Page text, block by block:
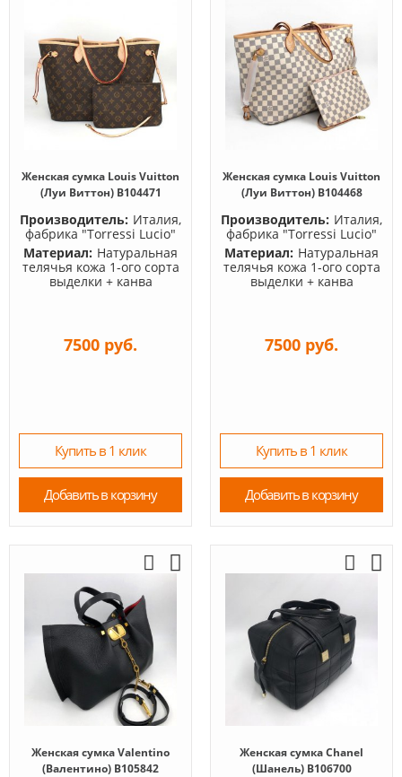
Женская сумка Louis Vuitton
(Луи Виттон) B104471
Производитель: Италия,
фабрика "Torressi Lucio"
Материал: Натуральная
телячья кожа 1-ого сорта
выделки + канва
7500 руб.
Купить в 1 клик
Добавить в корзину
Женская сумка Louis Vuitton
(Луи Виттон) B104468
Производитель: Италия,
фабрика "Torressi Lucio"
Материал: Натуральная
телячья кожа 1-ого сорта
выделки + канва
7500 руб.
Купить в 1 клик
Добавить в корзину
Женская сумка Valentino
(Валентино) B105842
Женская сумка Chanel
(Шанель) B106700